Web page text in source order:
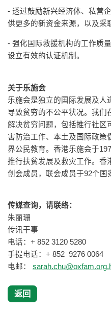
- 透过鼓励新兴经济体、私营
供更多的新资金来源，以及采
- 强化国际救援机构的工作质
设立有效的认证机制。
关于乐施会
乐施会是独立的国际发展及人
导致贫穷的不公平状况。我们
解决贫穷问题，包括推行社区
害防治工作、本土及国际政策
界公民教育。香港乐施会于
推行扶贫发展及救灾工作。香
创会成员，联会成员于92个国
传媒查询，请联络：
朱丽珊
传讯干事
电话：+ 852 3120 5280
手提电话：+ 852 9276 0064
电邮：
返回